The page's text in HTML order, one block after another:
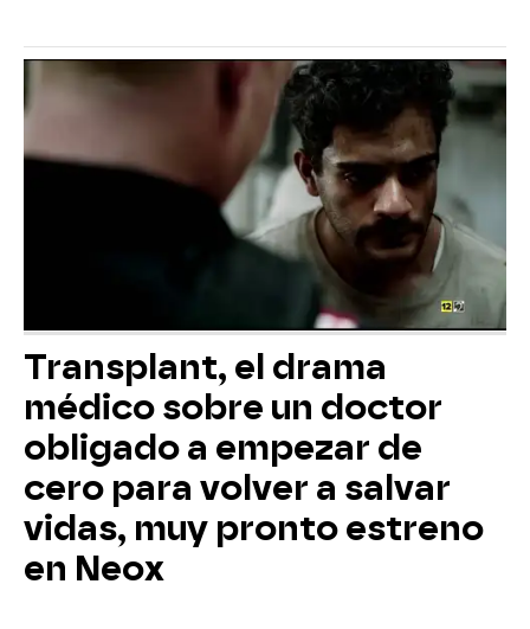
Transplant, el drama
médico sobre un doctor
obligado a empezar de
cero para volver a salvar
vidas, muy pronto estreno
en Neox